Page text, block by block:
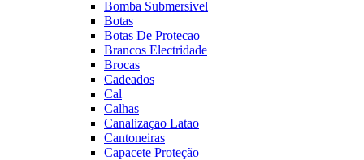
Bomba Submersivel
Botas
Botas De Protecao
Brancos Electridade
Brocas
Cadeados
Cal
Calhas
Canalizaçao Latao
Cantoneiras
Capacete Proteção